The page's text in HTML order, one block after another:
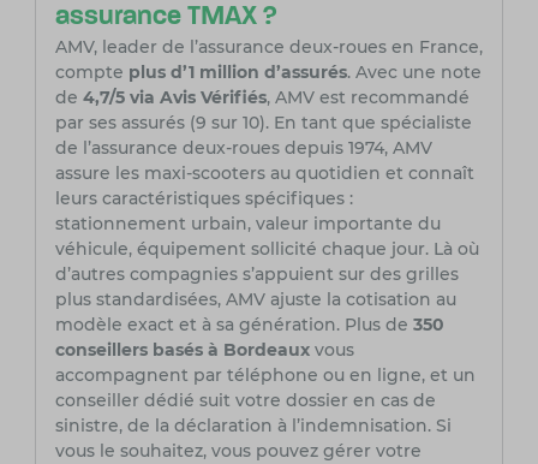
assurance TMAX ?
AMV, leader de l’assurance deux-roues en France,
compte plus d’1 million d’assurés. Avec une note
de 4,7/5 via Avis Vérifiés, AMV est recommandé
par ses assurés (9 sur 10). En tant que spécialiste
de l’assurance deux-roues depuis 1974, AMV
assure les maxi-scooters au quotidien et connaît
leurs caractéristiques spécifiques :
stationnement urbain, valeur importante du
véhicule, équipement sollicité chaque jour. Là où
d’autres compagnies s’appuient sur des grilles
plus standardisées, AMV ajuste la cotisation au
modèle exact et à sa génération. Plus de 350
conseillers basés à Bordeauxvous
accompagnent par téléphone ou en ligne, et un
conseiller dédié suit votre dossier en cas de
sinistre, de la déclaration à l’indemnisation. Si
vous le souhaitez, vous pouvez gérer votre